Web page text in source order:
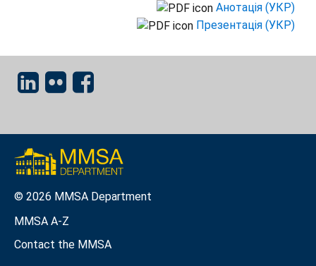
Анотація (УКР)
Презентація (УКР)
© 2026 MMSA Department
MMSA A-Z
Contact the MMSA